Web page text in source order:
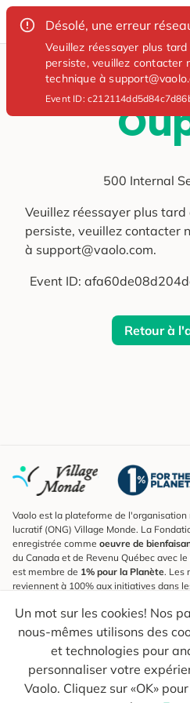
Désolé, une erreur
Veuillez réessayer plus
persiste, veuillez contacter
technique à
Event ID:
500 Internal
Veuillez réessayer plus
persiste, veuillez contacter
à support@vaolo.com.
Event ID:
Retour à
Un mot sur les cookies! Nos
nous-mêmes utilisons des
et technologies pour
personnaliser votre
Vaolo. Cliquez sur «OK»
Vaolo est la plateforme de
lucratif (ONG) Village Monde. La
enregistrée comme oeuvre de
du Canada et de Revenu Québec avec
est membre de 1% pour la Planète. Les
reviennent à 100% aux initiatives dans
S'inscrire à l'infolettre
Pour connaître les nouveautés, suivre
astuces pour des voyages plus
Ton courriel